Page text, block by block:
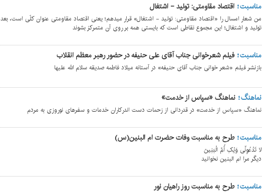
مناسبت اقتصاد مقاومتی: تولید - اشتغال
من شعار امسال را «اقتصاد مقاومتی: تولید - اشتغال» قرار میدهم؛ یعنی اقتصاد مقاومتی عنوان کلّی است، بعد
تولید و اشتغال؛ این مجموع نقاطی است که بایستی همه بر روی آن متمرکز بشوند
مناسبت فیلم شعرخوانی جناب آقای علی حنیفه در حضور رهبر معظم انقلاب
بازنشر فیلم «شعر خوانی جناب آقای حنیفه» در آستانه میلاد فاطمه صدیقه سلام الله علیها
نماهنگ نماهنگ «سپاس از خدمت»
نماهنگ «سپاس از خدمت» در قدردانی از زحمات دست اندرکاران خدمات و سفرهای نوروزی به مردم
مناسبت طرح به مناسبت وفات حضرت ام البنین(س)
لا تَدْعُوِنِّی وَیْکِ أُمَّ الْبَنِینَ
دیگر مرا ام البنین نخوانید
مناسبت طرح به مناسبت روز راهیان نور